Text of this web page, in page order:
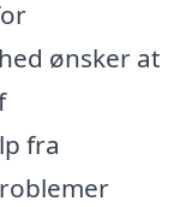
ønsker at
fra